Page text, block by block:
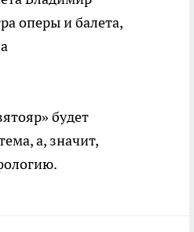
оперы и балета,
будет
а, значит,